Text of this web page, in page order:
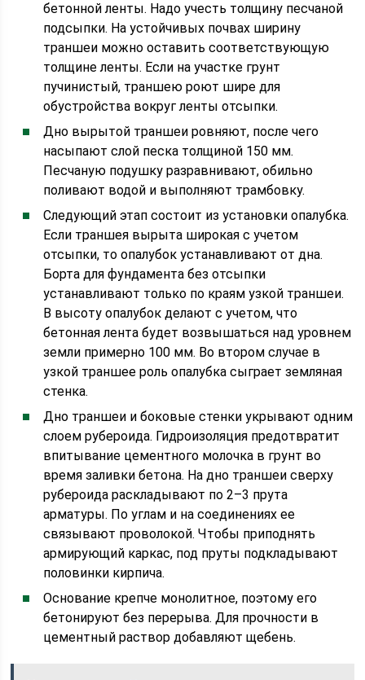
бетонной ленты. Надо учесть толщину песчаной
подсыпки. На устойчивых почвах ширину
траншеи можно оставить соответствующую
толщине ленты. Если на участке грунт
пучинистый, траншею роют шире для
обустройства вокруг ленты отсыпки.
Дно вырытой траншеи ровняют, после чего
насыпают слой песка толщиной 150 мм.
Песчаную подушку разравнивают, обильно
поливают водой и выполняют трамбовку.
Следующий этап состоит из установки опалубка.
Если траншея вырыта широкая с учетом
отсыпки, то опалубок устанавливают от дна.
Борта для фундамента без отсыпки
устанавливают только по краям узкой траншеи.
В высоту опалубок делают с учетом, что
бетонная лента будет возвышаться над уровнем
земли примерно 100 мм. Во втором случае в
узкой траншее роль опалубка сыграет земляная
стенка.
Дно траншеи и боковые стенки укрывают одним
слоем рубероида. Гидроизоляция предотвратит
впитывание цементного молочка в грунт во
время заливки бетона. На дно траншеи сверху
рубероида раскладывают по 2–3 прута
арматуры. По углам и на соединениях ее
связывают проволокой. Чтобы приподнять
армирующий каркас, под пруты подкладывают
половинки кирпича.
Основание крепче монолитное, поэтому его
бетонируют без перерыва. Для прочности в
цементный раствор добавляют щебень.